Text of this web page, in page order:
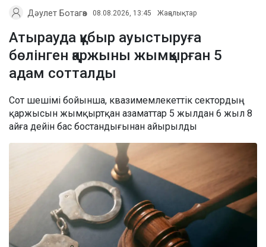
Дәулет Ботагөз 08.08.2026, 13:45 Жаңалықтар
Атырауда құбыр ауыстыруға
бөлінген қаржыны жымқырған 5
адам сотталды
Сот шешімі бойынша, квазимемлекеттік сектордың
қаржысын жымқыртқан азаматтар 5 жылдан 6 жыл 8
айға дейін бас бостандығынан айырылды